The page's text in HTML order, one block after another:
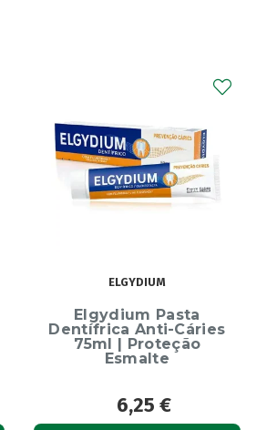
ELGYDIUM
Elgydium Pasta
Dentífrica Anti-Cáries
75ml | Proteção
Esmalte
6,25€